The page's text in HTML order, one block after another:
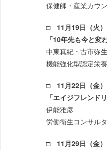
保健師・産業カウ
□ 11月19日（火
「10年先も今と
中東真紀・古市弥生
機能強化型認定栄
□ 11月22日（金
「エイジフレンド
伊能雅彦
労働衛生コンサル
□ 11月29日（金